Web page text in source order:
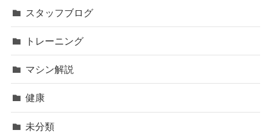
スタッフブログ
トレーニング
マシン解説
健康
未分類